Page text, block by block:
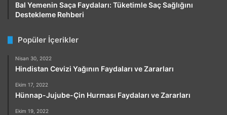
Bal Yemenin Saça Faydaları: Tüketimle Saç Sağlığını
Destekleme Rehberi
Popüler İçerikler
Nisan 30, 2022
Hindistan Cevizi Yağının Faydaları ve Zararları
Ekim 17, 2022
Hünnap-Jujube-Çin Hurması Faydaları ve Zararları
Ekim 19, 2022